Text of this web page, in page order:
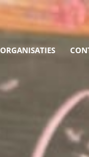
ORGANISATIES